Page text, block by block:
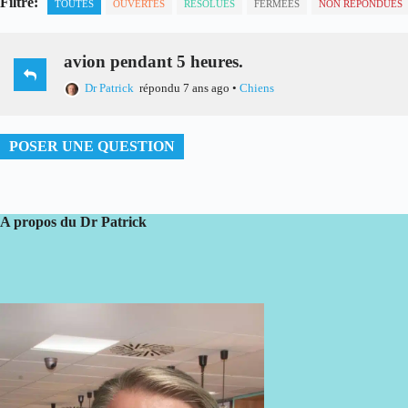
TOUTES OUVERTES RÉSOLUES FERMÉES NON RÉPONDUES
avion pendant 5 heures.
Dr Patrick répondu 7 ans ago • Chiens
POSER UNE QUESTION
A propos du Dr Patrick